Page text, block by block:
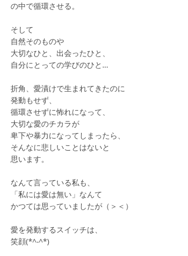
の中で循環させる。
そして
自然そのものや
大切なひと、出会ったひと、
自分にとっての学びのひと…
折角、愛漬けで生まれてきたのに
発動もせず、
循環させずに怖れになって、
大切な愛のチカラが
卑下や暴力になってしまったら、
そんなに悲しいことはないと
思います。
なんて言っている私も、
「私には愛は無い」なんて
かつては思っていましたが（＞＜）
愛を発動するスイッチは、
笑顔(*^-^*)